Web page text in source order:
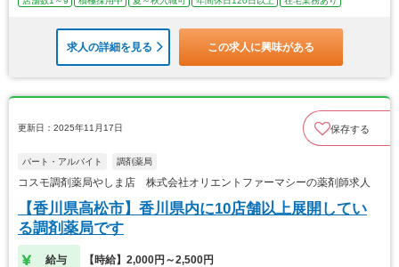
求人の詳細を見る この求人に興味がある
更新日：2025年11月17日 保存する
パート・アルバイト 調剤薬局
コスモ調剤薬局やしま店 株式会社オリエントファーマシーの薬剤師求人
【香川県高松市】香川県内に10店舗以上展開してい
る調剤薬局です
給与 【時給】2,000円～2,500円